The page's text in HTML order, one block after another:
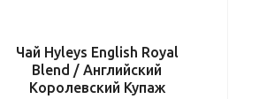
Чай Hyleys English Royal
Blend / Английский
Королевский Купаж